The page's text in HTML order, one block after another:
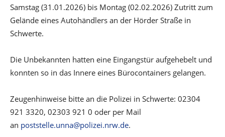
Samstag (31.01.2026) bis Montag (02.02.2026) Zutritt zum
Gelände eines Autohändlers an der Hörder Straße in
Schwerte.
Die Unbekannten hatten eine Eingangstür aufgehebelt und
konnten so in das Innere eines Bürocontainers gelangen.
Zeugenhinweise bitte an die Polizei in Schwerte: 02304
921 3320, 02303 921 0 oder per Mail
an poststelle.unna@polizei.nrw.de.